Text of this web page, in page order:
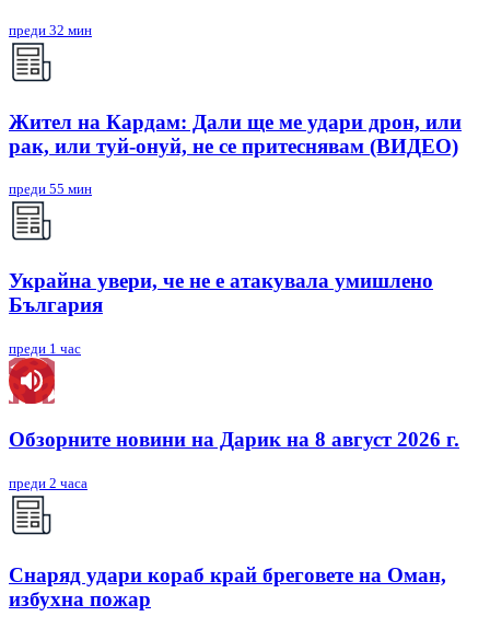
преди 32 мин
Жител на Кардам: Дали ще ме удари дрон, или
рак, или туй-онуй, не се притеснявам (ВИДЕО)
преди 55 мин
Украйна увери, че не е атакувала умишлено
България
преди 1 час
Обзорните новини на Дарик на 8 август 2026 г.
преди 2 часа
Снаряд удари кораб край бреговете на Оман,
избухна пожар